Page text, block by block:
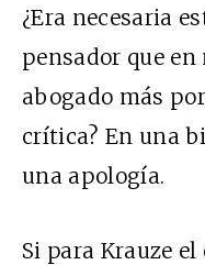
¿Era necesaria
pensador que
abogado más
crítica? En una
una apología.
Si para Krauze el